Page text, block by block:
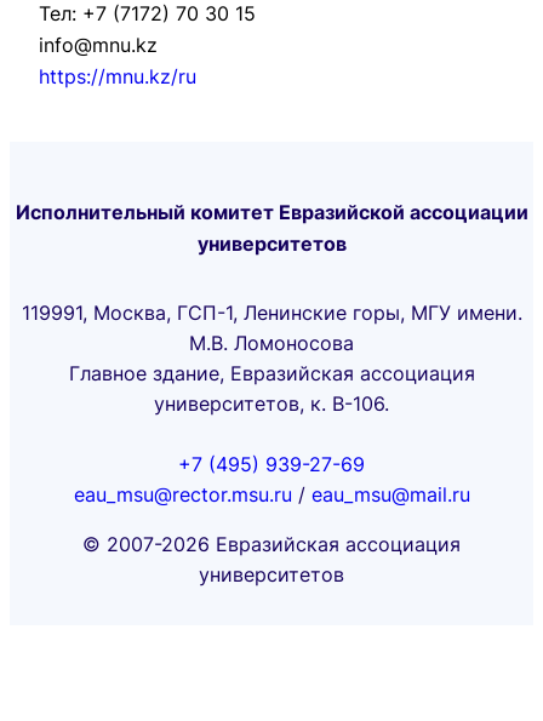
Тел: +7 (7172) 70 30 15
info@mnu.kz
https://mnu.kz/ru
Исполнительный комитет Евразийской ассоциации
университетов
119991, Москва, ГСП-1, Ленинские горы, МГУ имени.
М.В. Ломоносова
Главное здание, Евразийская ассоциация
университетов, к. В-106.
+7 (495) 939-27-69
eau_msu@rector.msu.ru / eau_msu@mail.ru
© 2007-2026 Евразийская ассоциация
университетов